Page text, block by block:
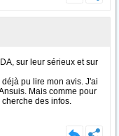
sur leur sérieux et sur
pu lire mon avis. J'ai
Mais comme pour
des infos.